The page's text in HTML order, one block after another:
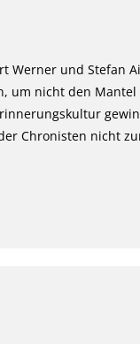
Werner und Stefan
um nicht den Mantel
Chronisten nicht